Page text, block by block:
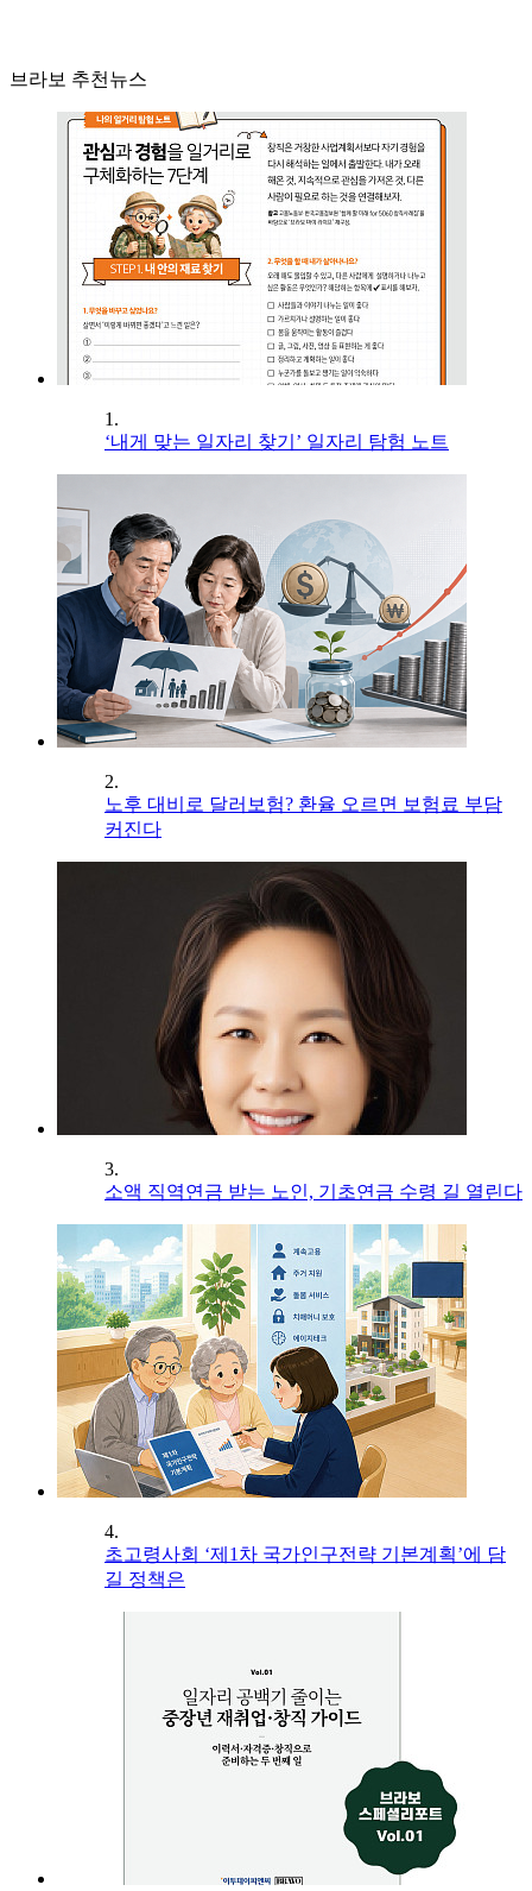
브라보 추천뉴스
1.
‘내게 맞는 일자리 찾기’ 일자리 탐험 노트
2.
노후 대비로 달러보험? 환율 오르면 보험료 부담
커진다
3.
소액 직역연금 받는 노인, 기초연금 수령 길 열린다
4.
초고령사회 ‘제1차 국가인구전략 기본계획’에 담
길 정책은